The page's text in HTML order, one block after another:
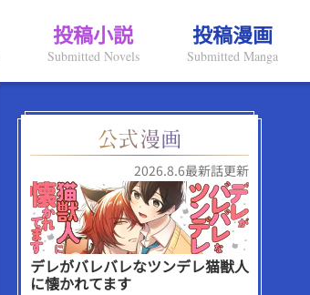
投稿小説
Submitted Novels
投稿漫画
Submitted Manga
2026.8.6最新話更新
デレがバレバレなツンデレ猫獣人
に懐かれてます